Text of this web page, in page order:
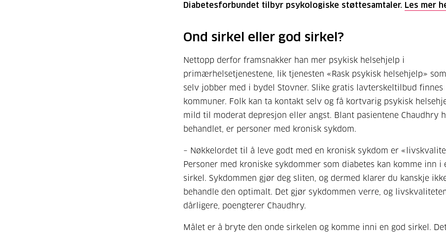
Diabetesforbundet tilbyr psykologiske støttesamtaler. Les mer
Ond sirkel eller god sirkel?
Nettopp derfor framsnakker han mer psykisk helsehjelp i
primærhelsetjenestene, lik tjenesten «Rask psykisk helsehjelp»
selv jobber med i bydel Stovner. Slike gratis lavterskeltilbud finnes
kommuner. Folk kan ta kontakt selv og få kortvarig psykisk
mild til moderat depresjon eller angst. Blant pasientene Chaudhry
behandlet, er personer med kronisk sykdom.
– Nøkkelordet til å leve godt med en kronisk sykdom er
Personer med kroniske sykdommer som diabetes kan komme inn i
sirkel. Sykdommen gjør deg sliten, og dermed klarer du kanskje
behandle den optimalt. Det gjør sykdommen verre, og
dårligere, poengterer Chaudhry.
Målet er å bryte den onde sirkelen og komme inni en god sirkel.